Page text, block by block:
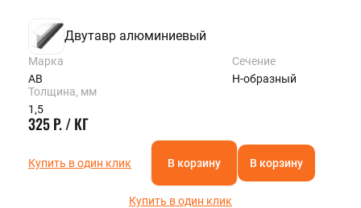
Двутавр алюминиевый
Марка
АВ
Сечение
Н-образный
Толщина, мм
1,5
325 Р. / КГ
Купить в один клик В корзину В корзину
Купить в один клик